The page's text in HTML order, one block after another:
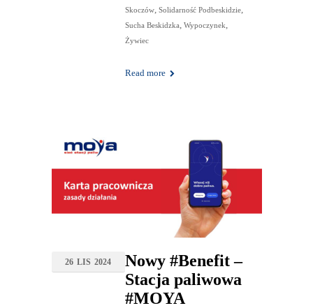
Skoczów, Solidarność Podbeskidzie,
Sucha Beskidzka Wypoczynek
Żywiec
Read more
26 LIS 2024
Nowy #Benefit –
Stacja paliwowa
#MOYA